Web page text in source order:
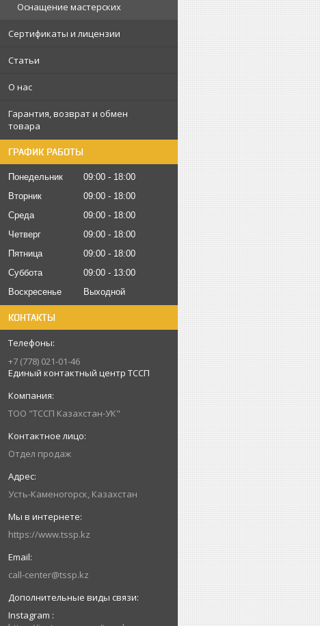
Оснащение мастерских
Сертификаты и лицензии
Статьи
О нас
Гарантия, возврат и обмен
товара
ГРАФИК РАБОТЫ
Понедельник 09:00
18:00
Вторник
09:00
18:00
Среда
09:00
18:00
Четверг
09:00
18:00
Пятница
09:00
18:00
Суббота
09:00
13:00
Воскресенье
Выходной
КОНТАКТЫ
+7 (778) 021-01-46
Единый контактный центр ТССП
ТОО "ТССП Казахстан-УК"
Отдел продаж
Усть-Каменогорск, Казахстан
https://www.tssp.kz
call-center@tssp.kz
Instagram